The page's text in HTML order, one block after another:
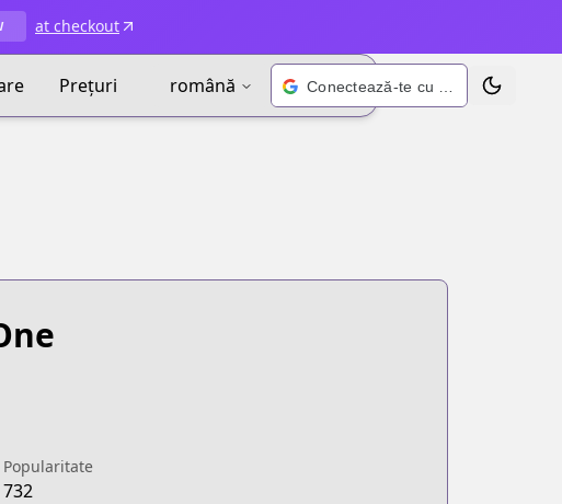
at checkout
Prețuri română Schimbă
Popularitate
732